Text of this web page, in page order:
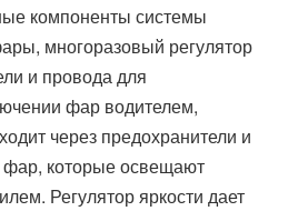
компоненты системы
многоразовый регулятор
и провода для
фар водителем,
через предохранители и
фар, которые освещают
Регулятор яркости дает